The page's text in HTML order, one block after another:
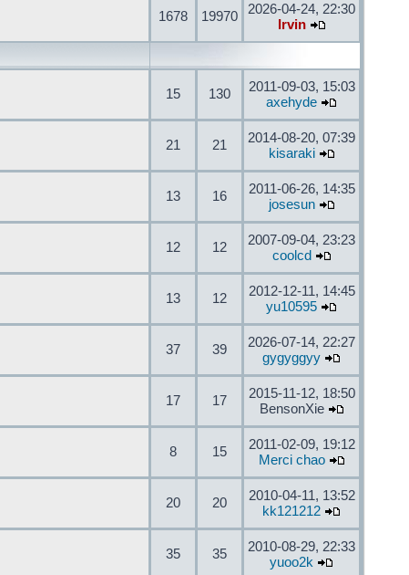
1678 19970
2026-04-24, 22:30
Irvin
15 130
2011-09-03, 15:03
axehyde
21 21
2014-08-20, 07:39
kisaraki
13 16
2011-06-26, 14:35
josesun
12 12
2007-09-04, 23:23
coolcd
13 12
2012-12-11, 14:45
yu10595
37 39
2026-07-14, 22:27
gygyggyy
17 17
2015-11-12, 18:50
BensonXie
8 15
2011-02-09, 19:12
Merci chao
20 20
2010-04-11, 13:52
kk121212
35 35
2010-08-29, 22:33
yuoo2k